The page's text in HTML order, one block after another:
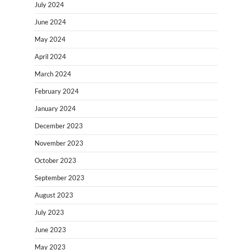
July 2024
June 2024
May 2024
April 2024
March 2024
February 2024
January 2024
December 2023
November 2023
October 2023
September 2023
August 2023
July 2023
June 2023
May 2023